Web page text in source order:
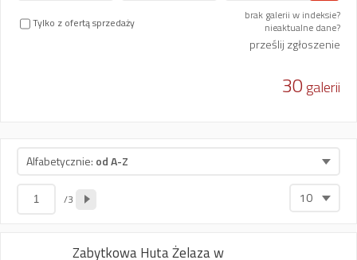
Tylko z ofertą sprzedaży
brak galerii w indeksie?
nieaktualne dane?
prześlij zgłoszenie
30galerii
Alfabetycznie: od A-Z
/3 10
Zabytkowa Huta Żelaza w